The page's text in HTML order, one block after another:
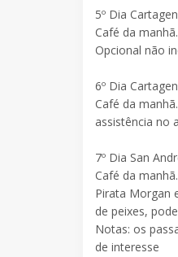
5º Dia
Café da
Opcional não
6º Dia
Café da
assistência no
7º Dia San
Café da
Pirata Morgan
de peixes,
Notas: os
de interesse